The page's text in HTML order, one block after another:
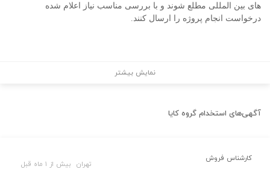
های بین المللی مطلع شوند و با بررسی مناسب نیاز اعلام شده
درخواست انجام پروژه را ارسال کنند.
نمایش بیشتر
آگهی‌های استخدام گروه کایا
کارشناس فروش
تهران بیش از ۱ ماه قبل